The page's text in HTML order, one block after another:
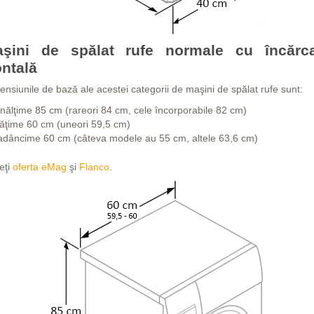
de spălat rufe normale cu
de bază ale acestei categorii de maşini de spălat rufe sunt:
85 cm (rareori 84 cm, cele încorporabile 82 cm)
60 cm (uneori 59,5 cm)
60 cm (câteva modele au 55 cm, altele 63,6 cm)
oferta eMag şi Flanco